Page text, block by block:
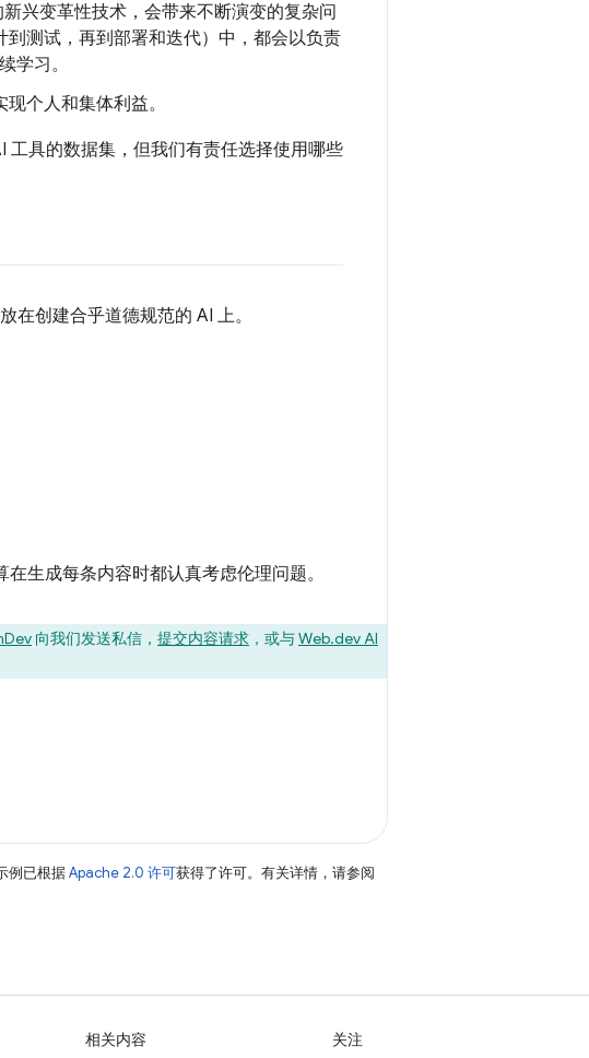
兴变革性技术，会带来不断演变的复杂问
测试，再到部署和迭代）中，都会以负责
学习。
个人和集体利益。
具的数据集，但我们有责任选择使用哪些
在创建合乎道德规范的 AI 上。
生成每条内容时都认真考虑伦理问题。
向我们发送私信， 提交内容请求 ，或与Web.dev AI
例已根据Apache 2.0 许可获得了许可。有关详情，请参阅
相关内容 关注